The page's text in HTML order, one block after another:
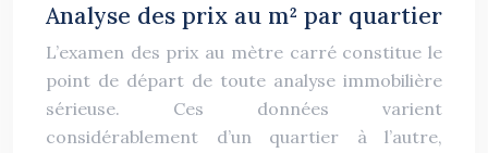
Analyse des prix au m² par quartier
L’examen des prix au mètre carré constitue le
point de départ de toute analyse immobilière
sérieuse. Ces données varient
considérablement d’un quartier à l’autre,